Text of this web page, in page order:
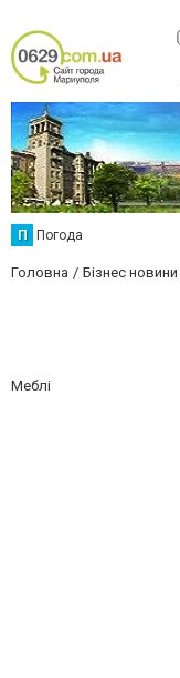
П Погода
Головна Бізнес новини
Меблі